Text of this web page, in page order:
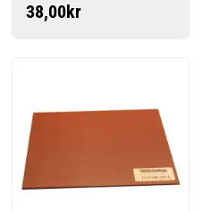
38,00kr